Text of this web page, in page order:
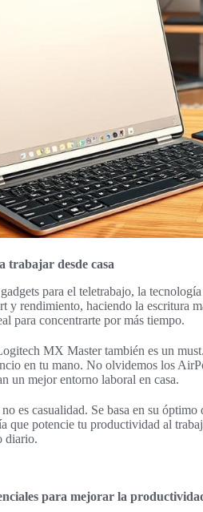
trabajar desde casa
para el teletrabajo, la
y rendimiento, haciendo la escritura
para concentrarte por más tiempo.
MX Master también es un
en tu mano. No olvidemos los
un mejor entorno laboral en casa.
es casualidad. Se basa en su
que potencie tu productividad al
diario.
para mejorar la